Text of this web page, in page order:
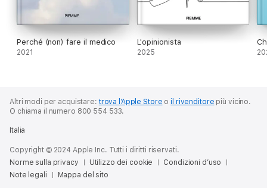
Perché (non) fare il medico
2021
L'opinionista
2025
Altri modi per acquistare:trova l’Apple Store oil rivenditore più vicino.
O chiama il numero 800 554 533.
Italia
Copyright © 2024 Apple Inc. Tutti i diritti riservati.
Norme sulla privacy
Utilizzo dei cookie
Condizioni d’uso
Note legali
Mappa del sito